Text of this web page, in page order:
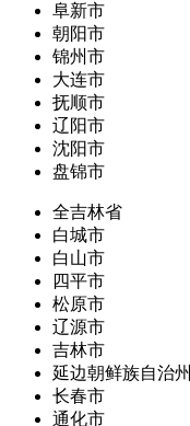
阜新市
朝阳市
锦州市
大连市
抚顺市
辽阳市
沈阳市
盘锦市
全吉林省
白城市
白山市
四平市
松原市
辽源市
吉林市
延边朝鲜族自治州
长春市
通化市